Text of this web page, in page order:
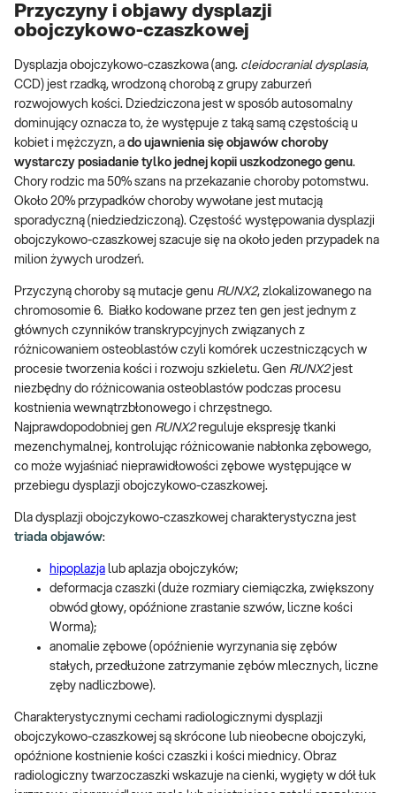
Przyczyny i objawy dysplazji
obojczykowo-czaszkowej
Dysplazja obojczykowo-czaszkowa (ang. cleidocranial dysplasia,
CCD) jest rzadką, wrodzoną chorobą z grupy zaburzeń
rozwojowych kości. Dziedziczona jest w sposób autosomalny
dominujący oznacza to, że występuje z taką samą częstością u
kobiet i mężczyzn, a do ujawnienia się objawów choroby
wystarczy posiadanie tylko jednej kopii uszkodzonego genu.
Chory rodzic ma 50% szans na przekazanie choroby potomstwu.
Około 20% przypadków choroby wywołane jest mutacją
sporadyczną (niedziedziczoną). Częstość występowania dysplazji
obojczykowo-czaszkowej szacuje się na około jeden przypadek na
milion żywych urodzeń.
Przyczyną choroby są mutacje genu RUNX2, zlokalizowanego na
chromosomie 6. Białko kodowane przez ten gen jest jednym z
głównych czynników transkrypcyjnych związanych z
różnicowaniem osteoblastów czyli komórek uczestniczących w
procesie tworzenia kości i rozwoju szkieletu. Gen RUNX2jest
niezbędny do różnicowania osteoblastów podczas procesu
kostnienia wewnątrzbłonowego i chrzęstnego.
Najprawdopodobniej gen RUNX2reguluje ekspresję tkanki
mezenchymalnej, kontrolując różnicowanie nabłonka zębowego,
co może wyjaśniać nieprawidłowości zębowe występujące w
przebiegu dysplazji obojczykowo-czaszkowej.
Dla dysplazji obojczykowo-czaszkowej charakterystyczna jest
triada objawów:
hipoplazja lub aplazja obojczyków;
deformacja czaszki (duże rozmiary ciemiączka, zwiększony
obwód głowy, opóźnione zrastanie szwów, liczne kości
Worma);
anomalie zębowe (opóźnienie wyrzynania się zębów
stałych, przedłużone zatrzymanie zębów mlecznych, liczne
zęby nadliczbowe).
Charakterystycznymi cechami radiologicznymi dysplazji
obojczykowo-czaszkowej są skrócone lub nieobecne obojczyki,
opóźnione kostnienie kości czaszki i kości miednicy. Obraz
radiologiczny twarzoczaszki wskazuje na cienki, wygięty w dół łuk